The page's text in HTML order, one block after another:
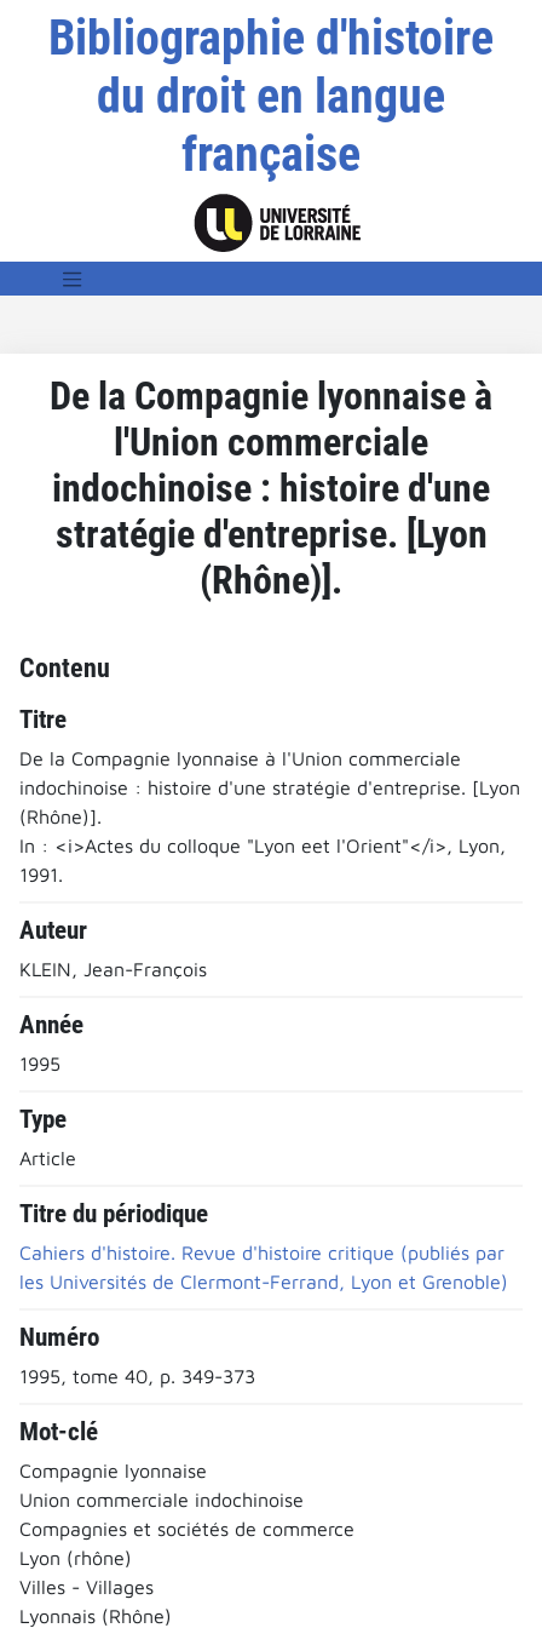
Bibliographie d'histoire
du droit en langue
française
De la Compagnie lyonnaise à
l'Union commerciale
indochinoise : histoire d'une
stratégie d'entreprise. [Lyon
(Rhône)].
Contenu
Titre
De la Compagnie lyonnaise à l'Union commerciale
indochinoise : histoire d'une stratégie d'entreprise. [Lyon
(Rhône)].
In : <i>Actes du colloque "Lyon eet l'Orient"</i>, Lyon,
1991.
Auteur
KLEIN, Jean-François
Année
1995
Type
Article
Titre du périodique
Cahiers d'histoire. Revue d'histoire critique (publiés par
les Universités de Clermont-Ferrand, Lyon et Grenoble)
Numéro
1995, tome 40, p. 349-373
Mot-clé
Compagnie lyonnaise
Union commerciale indochinoise
Compagnies et sociétés de commerce
Lyon (rhône)
Villes - Villages
Lyonnais (Rhône)